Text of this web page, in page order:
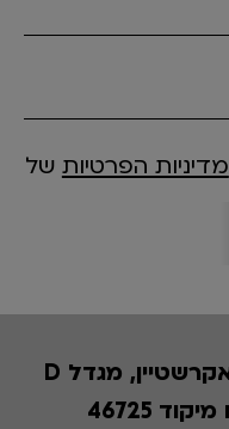
מדיניות הפרטיות של
רחוב אבא אבן 12 מגדלי אקרשטיין, מגדל D